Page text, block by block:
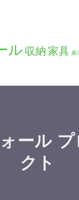
ル収納家具 展
ール
クト